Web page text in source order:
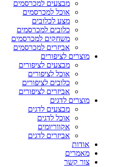
מבצעים למכרסמים
אוכל למכרסמים
מצע לכלובים
כלובים למכרסמים
משחקים למכרסמים
אביזרים למכרסמים
מוצרים לציפורים
מבצעים לציפורים
אוכל לציפורים
כלובים לציפורים
אביזרים לציפורים
מוצרים לדגים
מבצעים לדגים
אוכל לדגים
אקווריומים
אביזרים לדגים
אודות
מאמרים
צור קשר